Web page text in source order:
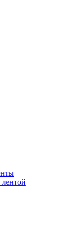
лентой